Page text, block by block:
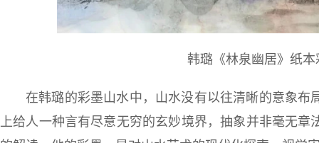
韩璐《林泉幽居》纸本
在韩璐的彩墨山水中，山水没有以往清晰的意象
上给人一种言有尽意无穷的玄妙境界，抽象并非毫无